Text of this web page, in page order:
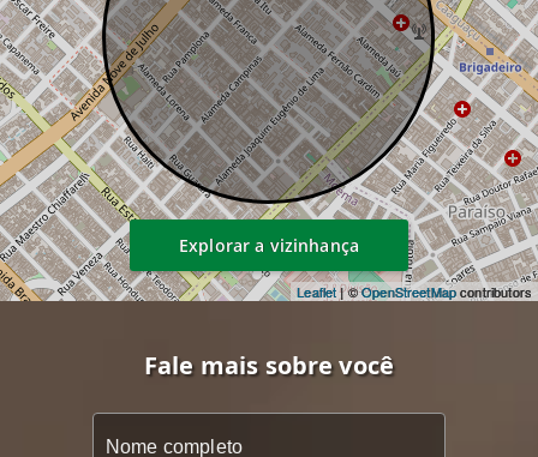
Leaflet| ©OpenStreetMapcontributors
Explorar a vizinhança
Fale mais sobre você